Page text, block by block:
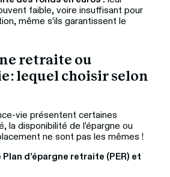
faible, voire insuffisant pour
même s’ils garantissent le
retraite ou
: lequel choisir selon
vie présentent certaines
la disponibilité de l’épargne ou
ne sont pas les mêmes !
d’épargne retraite (PER) et